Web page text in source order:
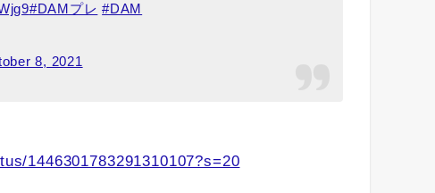
#DAMプレ #DAM
8, 2021
1446301783291310107?s=20